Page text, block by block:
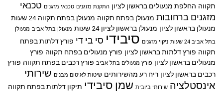
תקווה החלפת מנעולים בראשון לציון התקנת מזגנים טכנאי מזגנים טכנאי
מזגנים ברחובות מנעולן בפתח תקווה מנעולן בפתח תקווה 24 שעות
מנעולן בראשון לציון מנעולן בראשון לציון 24 שעות מנעולן בתל אביב מנעולן
בתל אביב 24 שעות
ניקוי מזגנים סיבידי סי בי די פורץ דלתות בפתח
תקווה פורץ דלתות בראשון לציון פורץ מנעולים בפתח תקווה פורץ
מנעולים בראשון לציון פורץ מנעולים בתל אביב פורץ רכבים בפתח תקווה פורץ
רכבים בראשון לציון ריח רע מהשירותים שיטות לאיטום מבנים שירותי
אינסטלציה שירותי ביובית שמן סיבידי תיקון דלתות בפתח תקווה